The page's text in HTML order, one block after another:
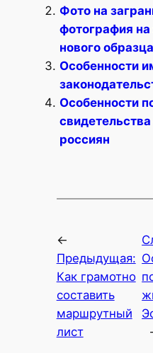
Фото на
фотография на
нового образца
Особенности
Особенности
россиян
←
Предыдущая:
Как грамотно
составить
маршрутный
лист